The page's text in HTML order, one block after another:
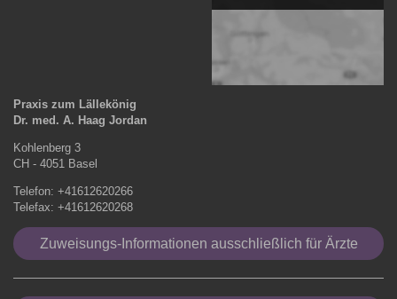
Praxis zum Lällekönig
Dr. med. A. Haag Jordan
Kohlenberg 3
CH - 4051 Basel
Telefon: +41612620266
Telefax: +41612620268
Zuweisungs-Informationen ausschließlich für Ärzte